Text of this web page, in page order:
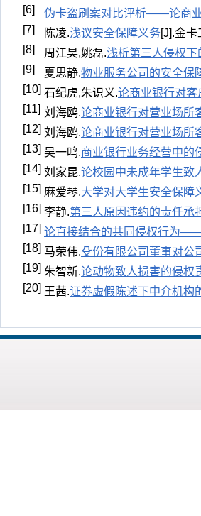
[6]
伪卡盗刷案对比评析——论商
[7]
陈凌.浅议安全保障义务[J].金
[8]
周江昊,姚磊.浅析第三人侵权
[9]
夏思静.物业服务公司的安全
[10] 石纪虎,朱识义.论商业银行对
[11] 刘海鸥.论商业银行对营业场所
[12] 刘海鸥.论商业银行对营业场所
[13] 吴一鸣.商业银行业务经营中的
[14] 刘家昆.论校园中未成年学生致
[15] 麻爱琴.大学对大学生安全保障
[16] 李静.第三人原因违约的责任
[17] 论直接结合的共同侵权行为
[18] 马荣伟.殳份有限公司董事对公
[19] 朱智新.论动物致人损害的侵权
[20] 王茜.证券虚假陈述下中介机